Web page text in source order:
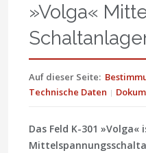
»Volga«
Auf dieser Seite:
Technische Daten
Das Feld K-301 »Volga«